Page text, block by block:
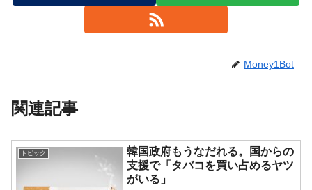
Money1Bot
関連記事
トピック
韓国政府もうなだれる。国からの
支援で「タバコを買い占めるヤツ
がいる」